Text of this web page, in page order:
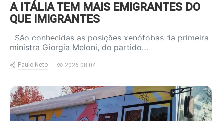
A ITÁLIA TEM MAIS EMIGRANTES DO
QUE IMIGRANTES
São conhecidas as posições xenófobas da primeira
ministra Giorgia Meloni, do partido…
Paulo Neto 2026.08.04
https://www.ruadireita.pt/wp-
content/uploads/2026/08/autocarro-
800x600.jpg